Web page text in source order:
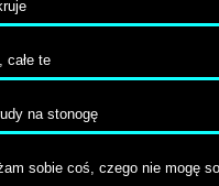
całe te
na stonogę
sobie coś, czego nie mogę